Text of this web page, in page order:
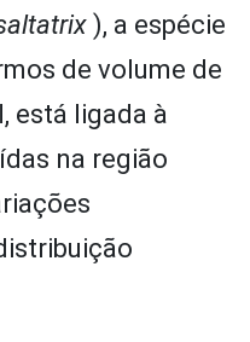
), a espécie
de volume de
está ligada à
na região